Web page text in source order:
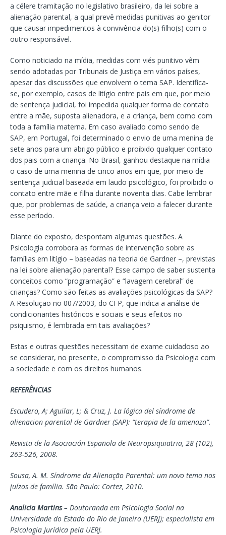
a célere tramitação no legislativo brasileiro, da lei sobre a
alienação parental, a qual prevê medidas punitivas ao genitor
que causar impedimentos à convivência do(s) filho(s) com o
outro responsável.
Como noticiado na mídia, medidas com viés punitivo vêm
sendo adotadas por Tribunais de Justiça em vários países,
apesar das discussões que envolvem o tema SAP. Identifica-
se, por exemplo, casos de litígio entre pais em que, por meio
de sentença judicial, foi impedida qualquer forma de contato
entre a mãe, suposta alienadora, e a criança, bem como com
toda a família materna. Em caso avaliado como sendo de
SAP, em Portugal, foi determinado o envio de uma menina de
sete anos para um abrigo público e proibido qualquer contato
dos pais com a criança. No Brasil, ganhou destaque na mídia
o caso de uma menina de cinco anos em que, por meio de
sentença judicial baseada em laudo psicológico, foi proibido o
contato entre mãe e filha durante noventa dias. Cabe lembrar
que, por problemas de saúde, a criança veio a falecer durante
esse período.
Diante do exposto, despontam algumas questões. A
Psicologia corrobora as formas de intervenção sobre as
famílias em litígio – baseadas na teoria de Gardner –, previstas
na lei sobre alienação parental? Esse campo de saber sustenta
conceitos como “programação” e “lavagem cerebral” de
crianças? Como são feitas as avaliações psicológicas da SAP?
A Resolução no 007/2003, do CFP, que indica a análise de
condicionantes históricos e sociais e seus efeitos no
psiquismo, é lembrada em tais avaliações?
Estas e outras questões necessitam de exame cuidadoso ao
se considerar, no presente, o compromisso da Psicologia com
a sociedade e com os direitos humanos.
REFERÊNCIAS
Escudero, A; Aguilar, L; & Cruz, J. La lógica del síndrome de
alienacion parental de Gardner (SAP): “terapia de la amenaza”.
Revista de la Asociación Española de Neuropsiquiatria, 28 (102),
263-526, 2008.
Sousa, A. M. Síndrome da Alienação Parental: um novo tema nos
juízos de família. São Paulo: Cortez, 2010.
Analicia Martins– Doutoranda em Psicologia Social na
Universidade do Estado do Rio de Janeiro (UERJ); especialista em
Psicologia Jurídica pela UERJ.